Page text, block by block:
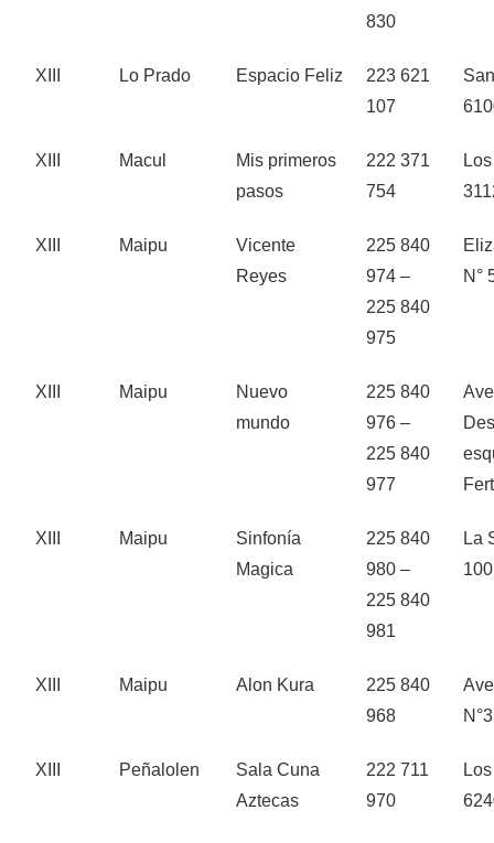
830
XIII Lo Prado Espacio Feliz
223 621
107
XIII Macul
Mis primeros
pasos
222 371
754
XIII Maipu
Vicente
Reyes
225 840
974 –
225 840
975
N°
XIII Maipu
Nuevo
mundo
225 840
976 –
225 840
977
XIII Maipu
Sinfonía
Magica
225 840
980 –
225 840
981
La
100
XIII Maipu Alon Kura
225 840
968
XIII Peñalolen
Sala Cuna
Aztecas
222 711
970